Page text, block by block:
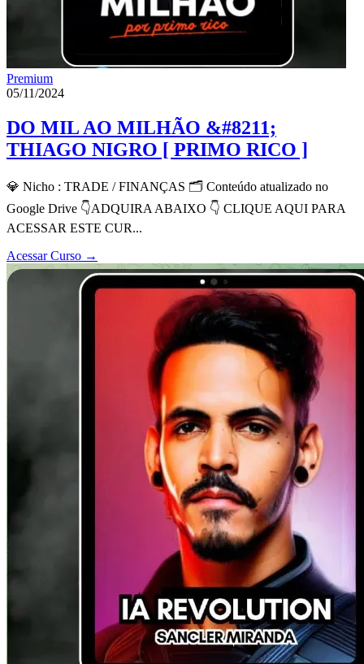
Premium
05/11/2024
DO MIL AO MILHÃO &#8211;
THIAGO NIGRO [ PRIMO RICO ]
💎 Nicho : TRADE / FINANÇAS 🗂 Conteúdo atualizado no
Google Drive 👇ADQUIRA ABAIXO 👇 CLIQUE AQUI PARA
ACESSAR ESTE CUR...
Acessar Curso →